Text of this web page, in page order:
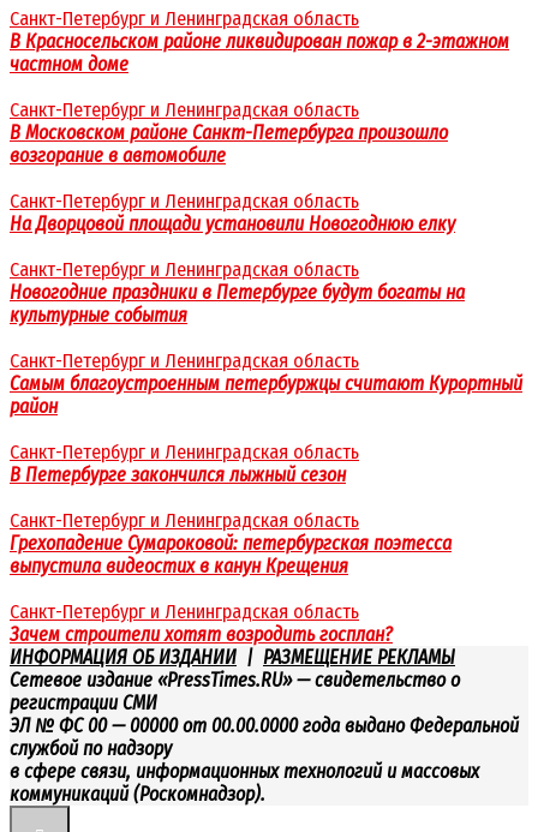
Санкт-Петербург и Ленинградская область
В Красносельском районе ликвидирован пожар в 2-этажном
частном доме
Санкт-Петербург и Ленинградская область
В Московском районе Санкт-Петербурга произошло
возгорание в автомобиле
Санкт-Петербург и Ленинградская область
На Дворцовой площади установили Новогоднюю елку
Санкт-Петербург и Ленинградская область
Новогодние праздники в Петербурге будут богаты на
культурные события
Санкт-Петербург и Ленинградская область
Самым благоустроенным петербуржцы считают Курортный
район
Санкт-Петербург и Ленинградская область
В Петербурге закончился лыжный сезон
Санкт-Петербург и Ленинградская область
Грехопадение Сумароковой: петербургская поэтесса
выпустила видеостих в канун Крещения
Санкт-Петербург и Ленинградская область
Зачем строители хотят возродить госплан?
ИНФОРМАЦИЯ ОБ ИЗДАНИИ | РАЗМЕЩЕНИЕ РЕКЛАМЫ
Сетевое издание «PressTimes.RU» — свидетельство о
регистрации СМИ
ЭЛ № ФС 00 — 00000 от 00.00.0000 года выдано Федеральной
службой по надзору
в сфере связи, информационных технологий и массовых
коммуникаций (Роскомнадзор).